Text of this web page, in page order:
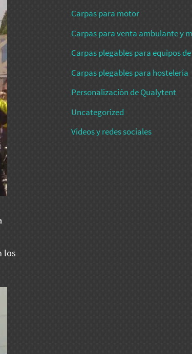
los
Carpas para motor
Carpas para venta ambulante y
Carpas plegables para equipos
Carpas plegables para hostelería
Personalización de Qualytent
Uncategorized
Videos y redes sociales